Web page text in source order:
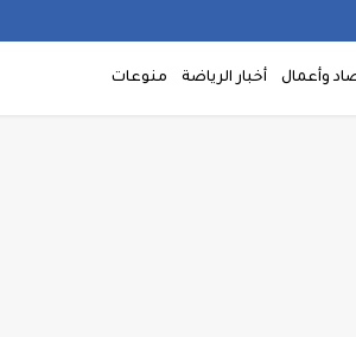
وأعمال أخبار الرياضة منوعات